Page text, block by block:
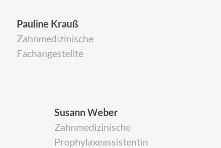
Pauline Krauß
Zahnmedizinische
Fachangestellte
Susann Weber
Zahnmedizinische
Prophylaxeassistentin